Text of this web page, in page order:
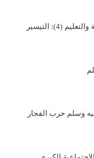
الأسس النبوية في التربية والتعليم (4): التيسير
وسلم حرب الفجار